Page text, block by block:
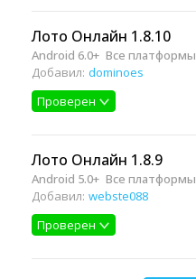
Лото Онлайн 1.8.10
Android 6.0+ Все платформы
Добавил: dominoes
Проверен
Лото Онлайн 1.8.9
Android 5.0+ Все платформы
Добавил: webste088
Проверен